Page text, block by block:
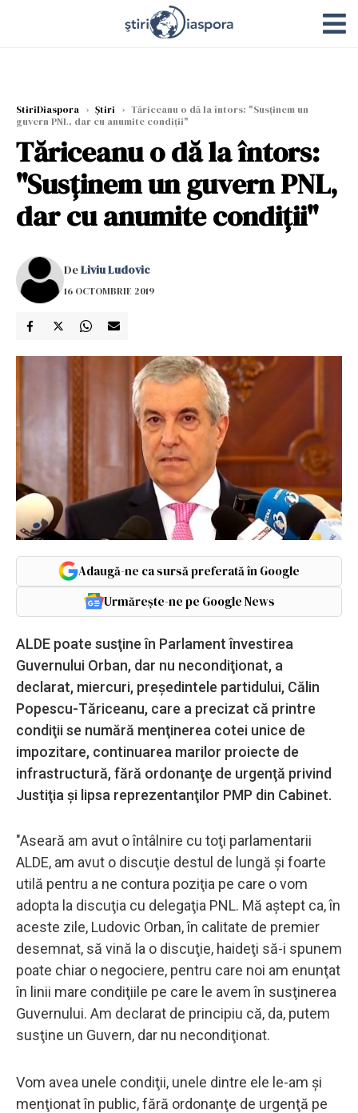
StiriDiaspora › Știri › Tăriceanu o dă la întors: "Susținem un
guvern PNL, dar cu anumite condiții"
Tăriceanu o dă la întors:
"Susținem un guvern PNL,
dar cu anumite condiții"
DeLiviu Ludovic
16 OCTOMBRIE 2019
Adaugă-ne ca sursă preferată în Google
Urmărește-ne pe Google News
ALDE poate susţine în Parlament învestirea
Guvernului Orban, dar nu necondiţionat, a
declarat, miercuri, preşedintele partidului, Călin
Popescu-Tăriceanu, care a precizat că printre
condiţii se numără menţinerea cotei unice de
impozitare, continuarea marilor proiecte de
infrastructură, fără ordonanţe de urgenţă privind
Justiţia şi lipsa reprezentanţilor PMP din Cabinet.
"Aseară am avut o întâlnire cu toţi parlamentarii
ALDE, am avut o discuţie destul de lungă şi foarte
utilă pentru a ne contura poziţia pe care o vom
adopta la discuţia cu delegaţia PNL. Mă aştept ca, în
aceste zile, Ludovic Orban, în calitate de premier
desemnat, să vină la o discuţie, haideţi să-i spunem
poate chiar o negociere, pentru care noi am enunţat
în linii mare condiţiile pe care le avem în susţinerea
Guvernului. Am declarat de principiu că, da, putem
susţine un Guvern, dar nu necondiţionat.
Vom avea unele condiţii, unele dintre ele le-am şi
menţionat în public, fără ordonanţe de urgenţă pe